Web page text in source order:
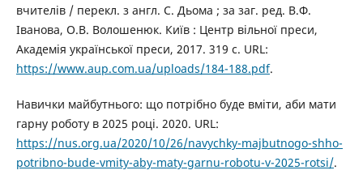
вчителів / перекл. з англ. С. Дьома ; за заг. ред. В.Ф.
Іванова, О.В. Волошенюк. Київ : Центр вільної преси,
Академія української преси, 2017. 319 с. URL:
https://www.aup.com.ua/uploads/184-188.pdf.
Навички майбутнього: що потрібно буде вміти, аби мати
гарну роботу в 2025 році. 2020. URL:
https://nus.org.ua/2020/10/26/navychky-majbutnogo-shho-
potribno-bude-vmity-aby-maty-garnu-robotu-v-2025-rotsi/.